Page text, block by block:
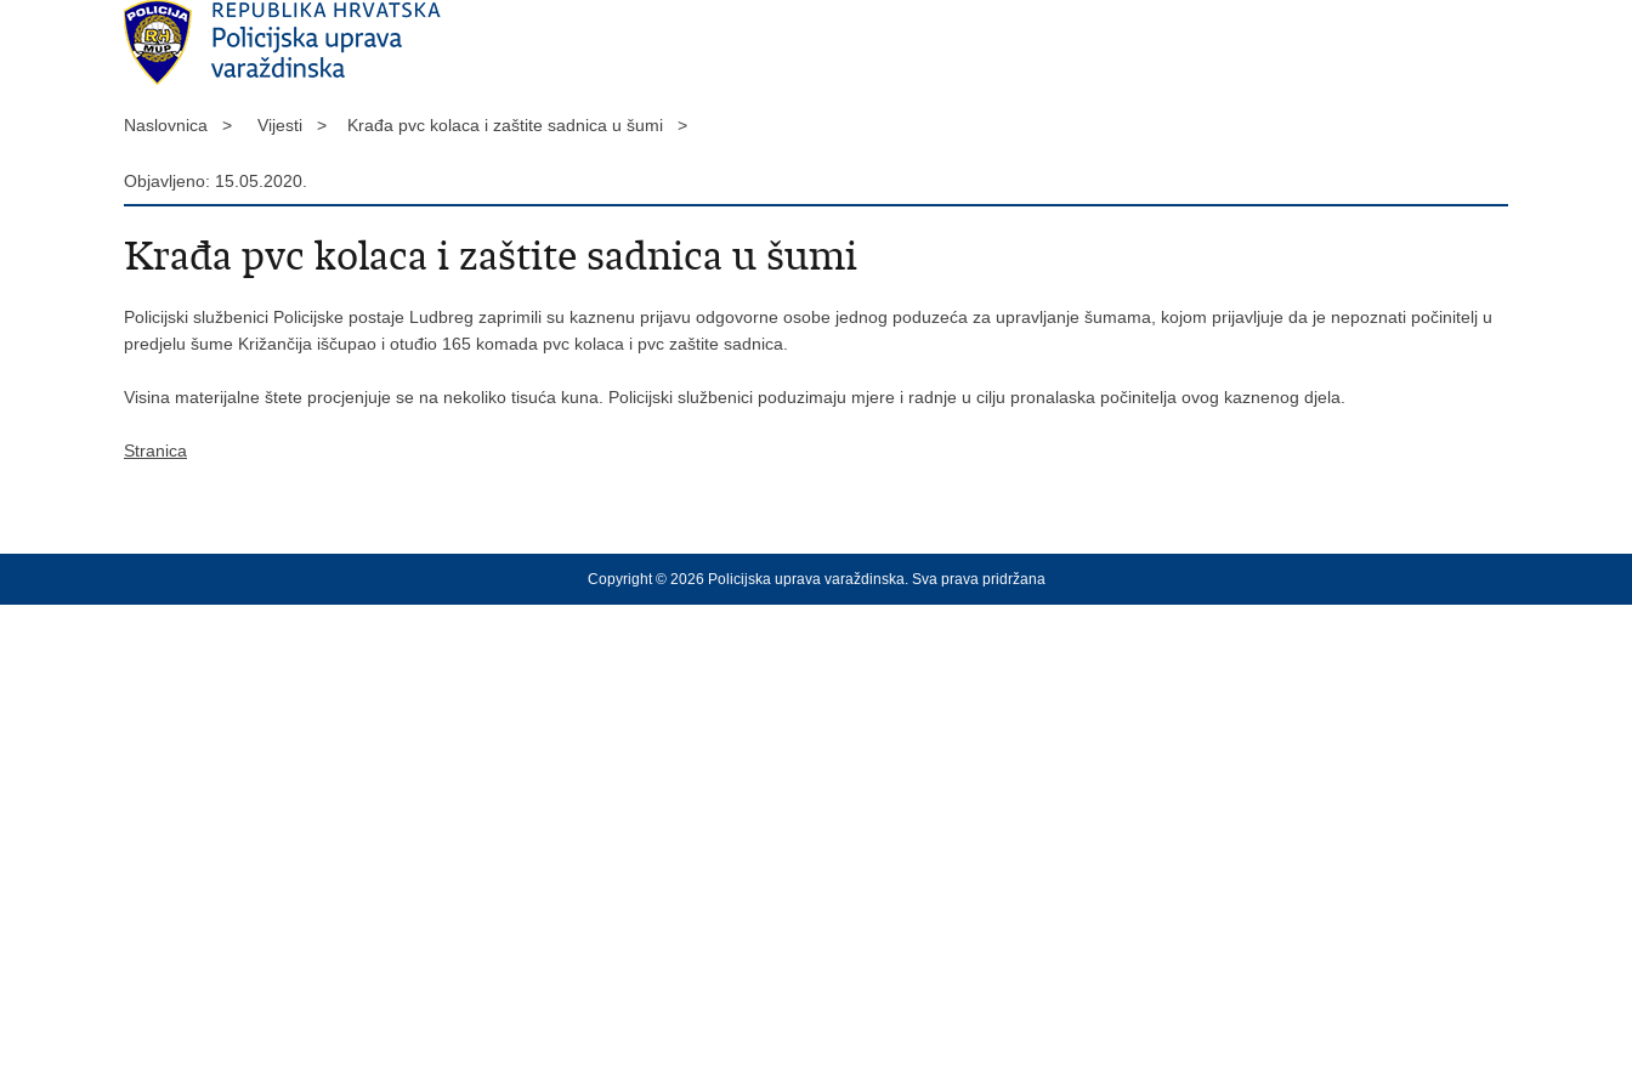
Naslovnica > Vijesti > Krađa pvc kolaca i zaštite sadnica u šumi >
Objavljeno: 15.05.2020.
Krađa pvc kolaca i zaštite sadnica u šumi
Policijski službenici Policijske postaje Ludbreg zaprimili su kaznenu prijavu odgovorne osobe jednog poduzeća za upravljanje šumama, kojom prijavljuje da je nepoznati počinitelj u
predjelu šume Križančija iščupao i otuđio 165 komada pvc kolaca i pvc zaštite sadnica.
Visina materijalne štete procjenjuje se na nekoliko tisuća kuna. Policijski službenici poduzimaju mjere i radnje u cilju pronalaska počinitelja ovog kaznenog djela.
Stranica
Copyright © 2026 Policijska uprava varaždinska. Sva prava pridržana